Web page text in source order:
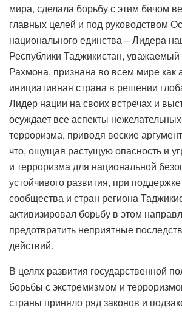
мира, сделала борьбу с этим бичом
главных целей и под руководством
национального единства – Лидера
Республики Таджикистан,
Рахмона, признана во всем мире как
инициативная страна в решении
Лидер нации на своих встречах и
осуждает все аспекты
терроризма, приводя веские
что, ощущая растущую опасность и
и терроризма для национальной
устойчивого развития, при
сообщества и стран региона
активизировал борьбу в этом
предотвратить неприятные
действий.
В целях развития государственной
борьбы с экстремизмом и
страны приняло ряд законов и